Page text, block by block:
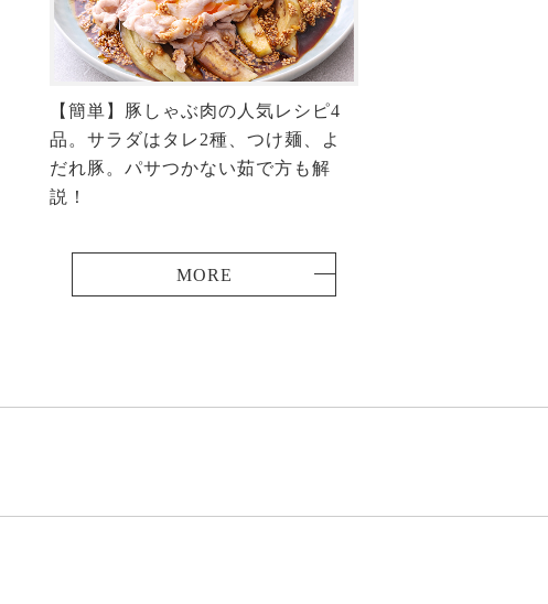
【簡単】豚しゃぶ肉の人気レシピ4
品。サラダはタレ2種、つけ麺、よ
だれ豚。パサつかない茹で方も解
説！
MORE